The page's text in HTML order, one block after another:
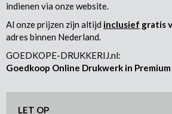
indienen via onze website.
Al onze prijzen zijn altijd inclusief gratis
adres binnen Nederland.
GOEDKOPE-DRUKKERIJ.nl:
Goedkoop Online Drukwerk in
LET OP